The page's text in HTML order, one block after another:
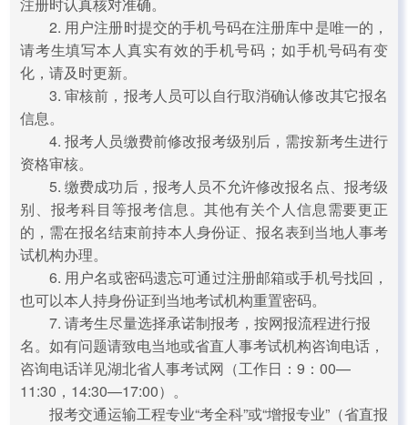
2. 用户注册时提交的手机号码在注册库中是唯一的，
请考生填写本人真实有效的手机号码；如手机号码有变
化，请及时更新。
3. 审核前，报考人员可以自行取消确认修改其它报名
信息。
4. 报考人员缴费前修改报考级别后，需按新考生进行
资格审核。
5. 缴费成功后，报考人员不允许修改报名点、报考级
别、报考科目等报考信息。其他有关个人信息需要更正
的，需在报名结束前持本人身份证、报名表到当地人事考
试机构办理。
6. 用户名或密码遗忘可通过注册邮箱或手机号找回，
也可以本人持身份证到当地考试机构重置密码。
7. 请考生尽量选择承诺制报考，按网报流程进行报
名。如有问题请致电当地或省直人事考试机构咨询电话，
咨询电话详见湖北省人事考试网（工作日：9：00—
11:30，14:30—17:00）。
报考交通运输工程专业“考全科”或“增报专业”（省直报